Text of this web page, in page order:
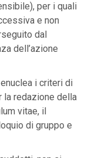
per i quali
e non
dal
dell’azione
i criteri di
la redazione della
vitae, il
di gruppo e